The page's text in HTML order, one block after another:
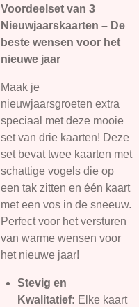
Voordeelset van 3
Nieuwjaarskaarten – De
beste wensen voor het
nieuwe jaar
Maak je
nieuwjaarsgroeten extra
speciaal met deze mooie
set van drie kaarten! Deze
set bevat twee kaarten met
schattige vogels die op
een tak zitten en één kaart
met een vos in de sneeuw.
Perfect voor het versturen
van warme wensen voor
het nieuwe jaar!
Stevig en
Kwalitatief: Elke kaart